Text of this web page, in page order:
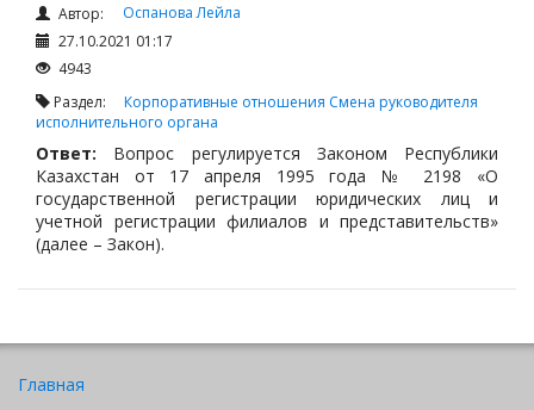
Автор:
Оспанова Лейла
27.10.2021 01:17
4943
Раздел: Корпоративные отношения Смена руководителя
исполнительного органа
Ответ: Вопрос регулируется Законом Республики
Казахстан от 17 апреля 1995 года № 2198 «О
государственной регистрации юридических лиц и
учетной регистрации филиалов и представительств»
(далее – Закон).
Главная